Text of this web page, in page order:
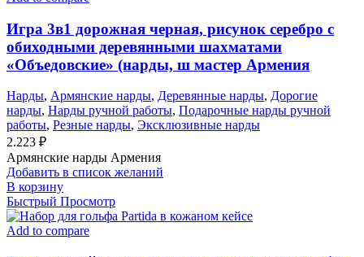
Игра 3в1 дорожная черная, рисунок серебро с
обиходными деревянными шахматами
«Объедовские» (нарды, ш мастер Армения
Нарды, Армянские нарды, Деревянные нарды, Дорогие
нарды, Нарды ручной работы, Подарочные нарды ручной
работы, Резные нарды, Эксклюзивные нарды
2.223 ₽
Армянские нарды Армения
Добавить в список желаний
В корзину
Быстрый Просмотр
Add to compare